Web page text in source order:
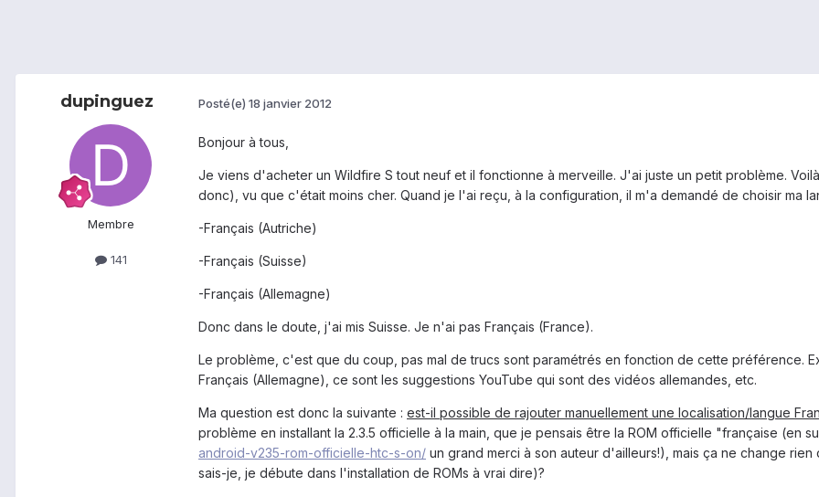
dupinguez
Membre
141
Posté(e) 18 janvier 2012
Bonjour à tous,
Je viens d'acheter un Wildfire S tout neuf et il fonctionne à merveille. J'ai juste un petit problème.
donc), vu que c'était moins cher. Quand je l'ai reçu, à la configuration, il m'a demandé de choisir ma
-Français (Autriche)
-Français (Suisse)
-Français (Allemagne)
Donc dans le doute, j'ai mis Suisse. Je n'ai pas Français (France).
Le problème, c'est que du coup, pas mal de trucs sont paramétrés en fonction de cette préférence.
Français (Allemagne), ce sont les suggestions YouTube qui sont des vidéos allemandes, etc.
Ma question est donc la suivante : est-il possible de rajouter manuellement une localisation/langue
problème en installant la 2.3.5 officielle à la main, que je pensais être la ROM officielle "française (en
android-v235-rom-officielle-htc-s-on/ un grand merci à son auteur d'ailleurs!), mais ça ne change
sais-je, je débute dans l'installation de ROMs à vrai dire)?